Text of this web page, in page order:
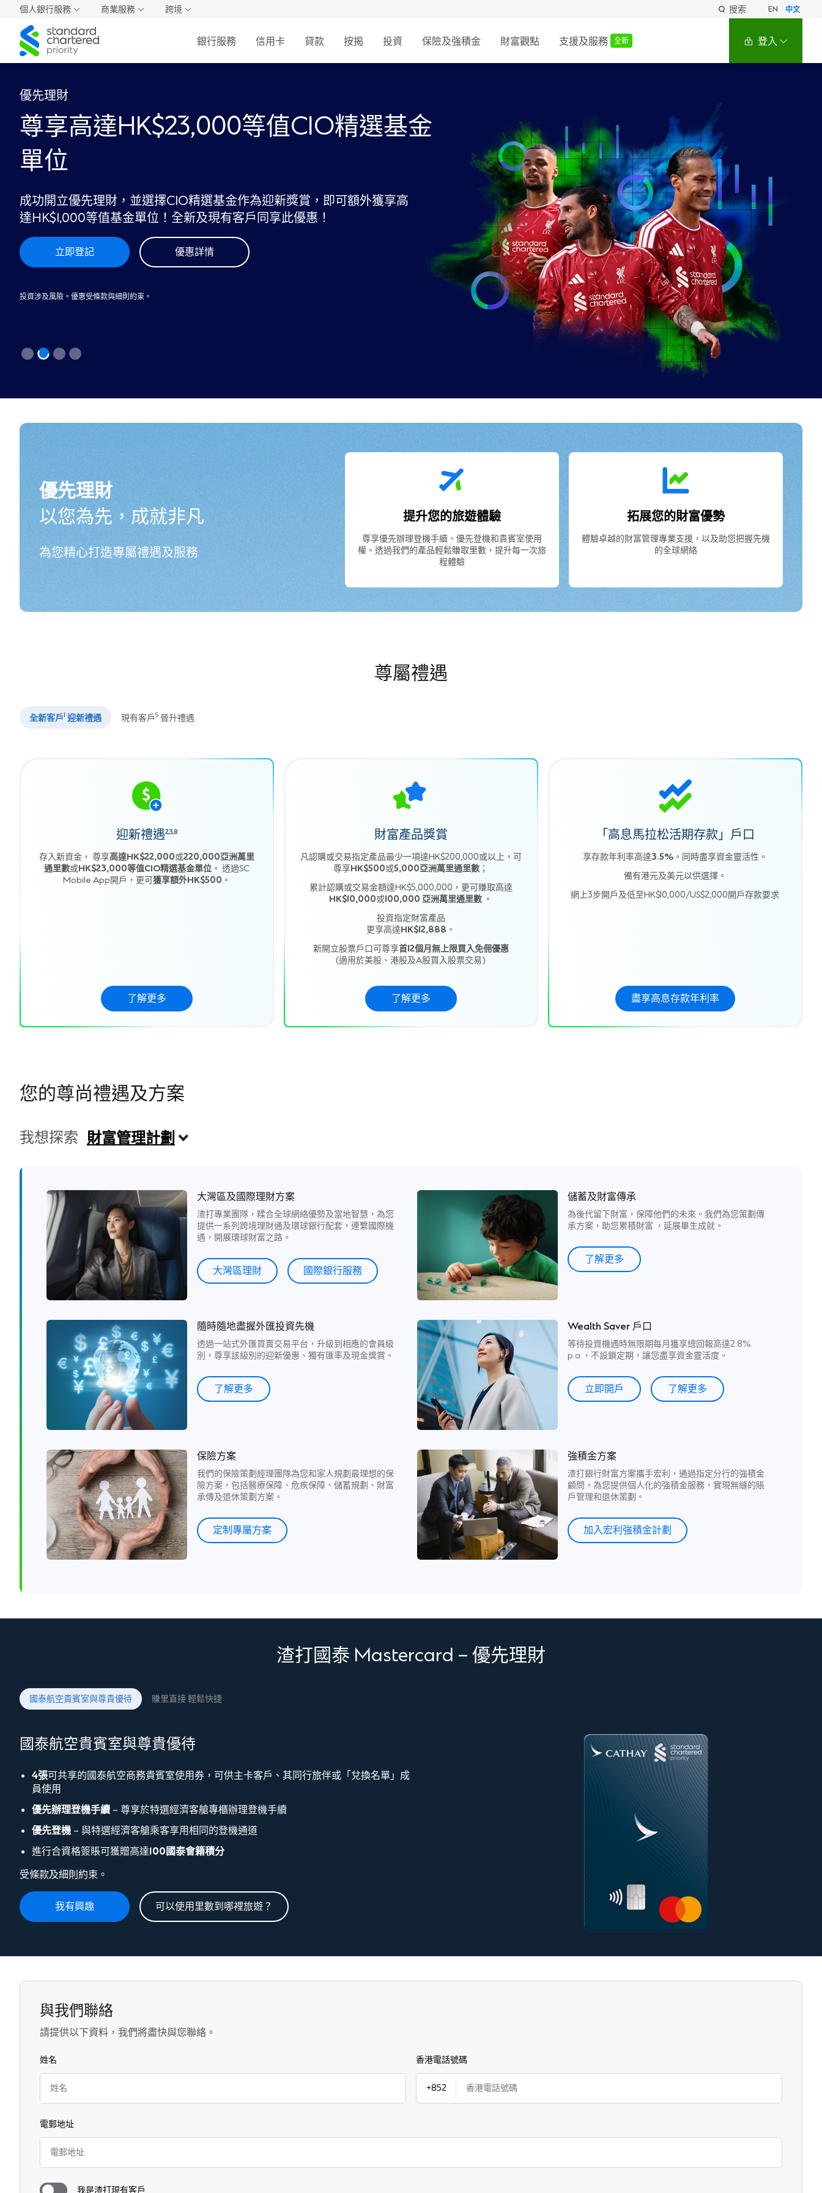
個人銀行服務 商業服務 跨境 搜索 EN 中文
Standard
Chartered
銀行服務 信用卡 貸款 按揭 投資 保險及強積金 財富觀點 支援及服務 全新 登入
優先理財
尊享高達HK$23,000等值CIO精選基金
單位
成功開立優先理財，並選擇CIO精選基金作為迎新獎賞，即可額外獲享高
達HK$1,000等值基金單位！全新及現有客戶同享此優惠！
立即登記 優惠詳情
投資涉及風險。優惠受條款與細則約束。
優先理財
以您為先，成就非凡
為您精心打造專屬禮遇及服務
提升您的旅遊體驗
尊享優先辦理登機手續、優先登機和貴賓室使用
權。透過我們的產品輕鬆賺取里數，提升每一次旅
程體驗
拓展您的財富優勢
體驗卓越的財富管理專業支援，以及助您把握先機
的全球網絡
尊屬禮遇
全新客戶1 迎新禮遇 現有客戶5 晉升禮遇
迎新禮遇2,3,8
存入新資金， 尊享高達HK$22,000或220,000亞洲萬里
通里數或HK$23,000等值CIO精選基金單位 。 透過SC
Mobile App開戶，更可獲享額外HK$500 。
了解更多
財富產品獎賞
凡認購或交易指定產品最少一項達HK$200,000或以上，可
尊享HK$500或5,000亞洲萬里通里數 ；
累計認購或交易金額達HK$5,000,000，更可賺取高達
HK$10,000或100,000 亞洲萬里通里數 。
投資指定財富產品
更享高達HK$12,888 。
新開立股票戶口可尊享首12個月​無上限買入免佣優惠
(適用於美股、港股及A股買入股票交易​)
了解更多
「高息馬拉松活期存款」戶口
享存款年利率高達3.5%。同時盡享資金靈活性。
備有港元及美元以供選擇。
網上3步開戶及低至HK$10,000/US$2,000開戶存款要求
盡享高息存款年利率
步驟 1
選擇「服務」
步驟 2
點擊「立即申請升級」
步驟 3
確定條款及細則並繼續
完成
您的尊尚禮遇及方案
我想探索 財富管理計劃
大灣區及國際理財方案
渣打專業團隊，糅合全球網絡優勢及當地智慧，為您
提供一系列跨境理財通及環球銀行配套，連繫國際機
遇，開展環球財富之路。
大灣區理財 國際銀行服務
儲蓄及財富傳承
為後代留下財富，保障他們的未來。我們為您策劃傳
承方案，助您累積財富 ，延展畢生成就。
了解更多
隨時隨地盡握外匯投資先機
透過一站式外匯買賣交易平台，升級到相應的會員級
別，尊享該級別的迎新優惠、獨有匯率及現金獎賞。
了解更多
Wealth Saver 戶口
等待投資機遇時無限期每月獲享總回報高達2.8%
p.a.，不設鎖定期，讓您盡享資金靈活度。
立即開戶 了解更多
保險方案
我們的保險策劃經理團隊為您和家人規劃最理想的保
險方案，包括醫療保障、危疾保障、儲蓄規劃、財富
承傳及退休策劃方案。
定制專屬方案
強積金方案
渣打銀行財富方案攜手宏利，通過指定分行的強積金
顧問，為您提供個人化的強積金服務，實現無縫的賬
戶管理和退休策劃。
加入宏利強積金計劃
渣打國泰 Mastercard – 優先理財
國泰航空貴賓室與尊貴優待 賺里直接 輕鬆快捷
國泰航空貴賓室與尊貴優待
4張可共享的國泰航空商務貴賓室使用券，可供主卡客戶、其同行旅伴或「兌換名單」成
員使用
優先辦理登機手續 – 尊享於特選經濟客艙專櫃辦理登機手續
優先登機 – 與特選經濟客艙乘客享用相同的登機通道
進行合資格簽賬可獲贈高達100國泰會籍積分
受條款及細則約束。
我有興趣 可以使用里數到哪裡旅遊？
與我們聯絡
請提供以下資料，我們將盡快與您聯絡。
姓名 香港電話號碼
電郵地址
我是渣打現有客戶